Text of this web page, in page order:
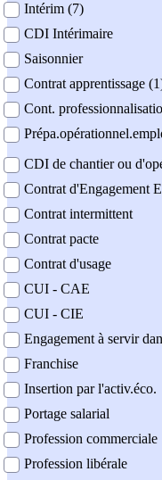
Intérim (7)
CDI Intérimaire
Saisonnier
Contrat apprentissage
Cont.
CDI de chantier ou
Contrat d'Engagement
Contrat intermittent
Contrat pacte
Contrat d'usage
CUI - CAE
CUI - CIE
Engagement à servir
Franchise
Insertion par l'activ.éco.
Portage salarial
Profession commerciale
Profession libérale